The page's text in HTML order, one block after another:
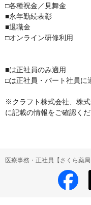
□各種祝金／見舞金
■永年勤続表彰
■退職金
□オンライン研修利用
■は正社員のみ適用
□は正社員・パート社員に
※クラフト株式会社、株
に記載の情報をご確認くだ
医療事務・正社員【さくら薬